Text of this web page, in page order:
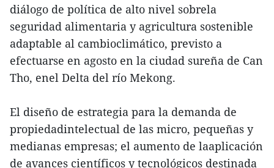
diálogo de política de alto nivel sobrela
seguridad alimentaria y agricultura sostenible
adaptable al cambioclimático, previsto a
efectuarse en agosto en la ciudad sureña de Can
Tho, enel Delta del río Mekong.
El diseño de estrategia para la demanda de
propiedadintelectual de las micro, pequeñas y
medianas empresas; el aumento de laaplicación
de avances científicos y tecnológicos destinada